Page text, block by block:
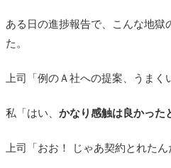
ある日の進捗報告で、こんな地獄
た。
上司「例のＡ社への提案、うまく
私「はい、 かなり感触は良かった
上司「おお！ じゃあ契約とれたん